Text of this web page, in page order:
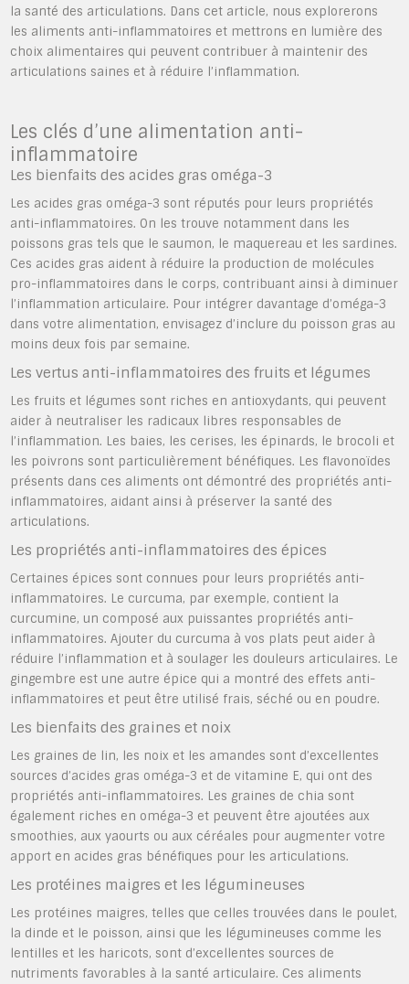
la santé des articulations. Dans cet article, nous explorerons
les aliments anti-inflammatoires et mettrons en lumière des
choix alimentaires qui peuvent contribuer à maintenir des
articulations saines et à réduire l’inflammation.
Les clés d’une alimentation anti-
inflammatoire
Les bienfaits des acides gras oméga-3
Les acides gras oméga-3 sont réputés pour leurs propriétés
anti-inflammatoires. On les trouve notamment dans les
poissons gras tels que le saumon, le maquereau et les sardines.
Ces acides gras aident à réduire la production de molécules
pro-inflammatoires dans le corps, contribuant ainsi à diminuer
l’inflammation articulaire. Pour intégrer davantage d’oméga-3
dans votre alimentation, envisagez d’inclure du poisson gras au
moins deux fois par semaine.
Les vertus anti-inflammatoires des fruits et légumes
Les fruits et légumes sont riches en antioxydants, qui peuvent
aider à neutraliser les radicaux libres responsables de
l’inflammation. Les baies, les cerises, les épinards, le brocoli et
les poivrons sont particulièrement bénéfiques. Les flavonoïdes
présents dans ces aliments ont démontré des propriétés anti-
inflammatoires, aidant ainsi à préserver la santé des
articulations.
Les propriétés anti-inflammatoires des épices
Certaines épices sont connues pour leurs propriétés anti-
inflammatoires. Le curcuma, par exemple, contient la
curcumine, un composé aux puissantes propriétés anti-
inflammatoires. Ajouter du curcuma à vos plats peut aider à
réduire l’inflammation et à soulager les douleurs articulaires. Le
gingembre est une autre épice qui a montré des effets anti-
inflammatoires et peut être utilisé frais, séché ou en poudre.
Les bienfaits des graines et noix
Les graines de lin, les noix et les amandes sont d’excellentes
sources d’acides gras oméga-3 et de vitamine E, qui ont des
propriétés anti-inflammatoires. Les graines de chia sont
également riches en oméga-3 et peuvent être ajoutées aux
smoothies, aux yaourts ou aux céréales pour augmenter votre
apport en acides gras bénéfiques pour les articulations.
Les protéines maigres et les légumineuses
Les protéines maigres, telles que celles trouvées dans le poulet,
la dinde et le poisson, ainsi que les légumineuses comme les
lentilles et les haricots, sont d’excellentes sources de
nutriments favorables à la santé articulaire. Ces aliments